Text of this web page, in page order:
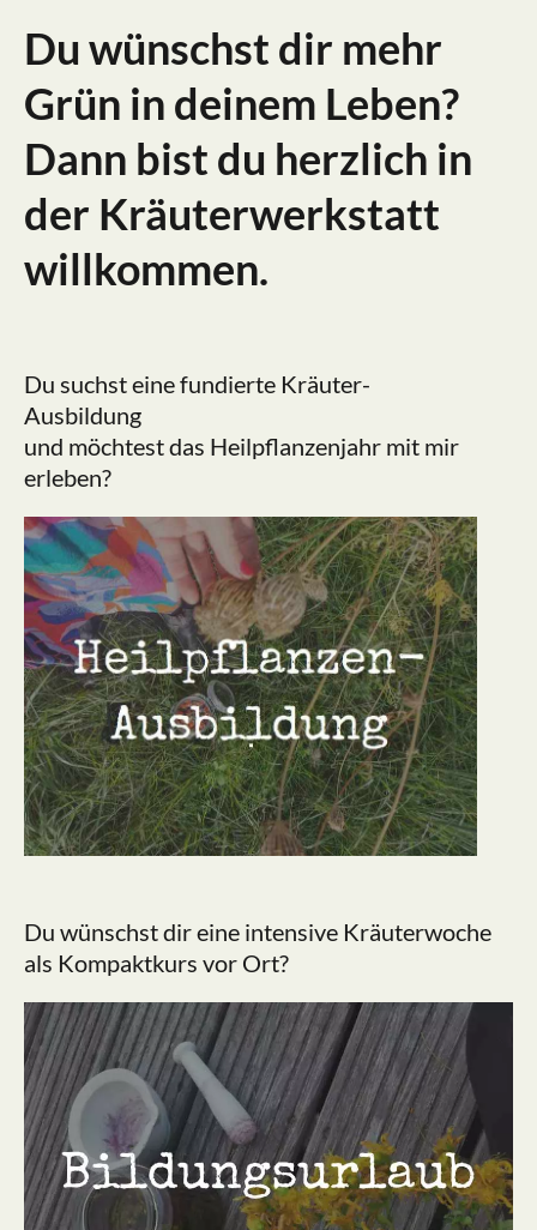
Du wünschst dir mehr
Grün in deinem Leben?
Dann bist du herzlich in
der Kräuterwerkstatt
willkommen.
Du suchst eine fundierte Kräuter-
Ausbildung
und möchtest das Heilpflanzenjahr mit mir
erleben?
Du wünschst dir eine intensive Kräuterwoche
als Kompaktkurs vor Ort?